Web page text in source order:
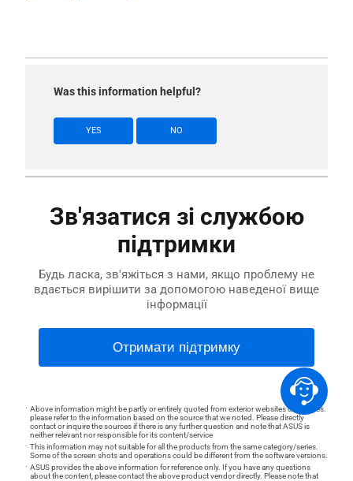
Was this information helpful?
YES NO
Зв'язатися зі службою
підтримки
Будь ласка, зв'яжіться з нами, якщо проблему не
вдається вирішити за допомогою наведеної вище
інформації
Отримати підтримку
Above information might be partly or entirely quoted from exterior websites or sources.
please refer to the information based on the source that we noted. Please directly
contact or inquire the sources if there is any further question and note that ASUS is
neither relevant nor responsible for its content/service
This information may not suitable for all the products from the same category/series.
Some of the screen shots and operations could be different from the software versions.
ASUS provides the above information for reference only. If you have any questions
about the content, please contact the above product vendor directly. Please note that